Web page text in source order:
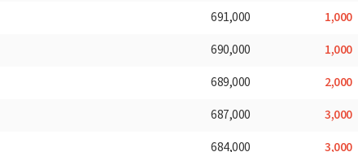
691,000 1,000
690,000 1,000
689,000 2,000
687,000 3,000
684,000 3,000